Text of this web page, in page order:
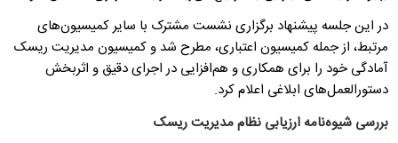
در این جلسه پیشنهاد برگزاری نشست مشترک با سایر کمیسیون‌های
مرتبط، از جمله کمیسیون اعتباری، مطرح شد و کمیسیون مدیریت ریسک
آمادگی خود را برای همکاری و هم‌افزایی در اجرای دقیق و اثربخش
دستورالعمل‌های ابلاغی اعلام کرد.
بررسی شیوه‌نامه ارزیابی نظام مدیریت ریسک